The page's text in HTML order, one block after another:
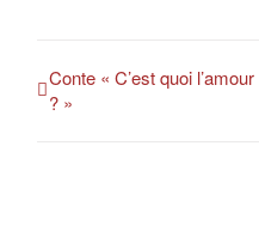
Conte « C’est quoi l’amour
? »